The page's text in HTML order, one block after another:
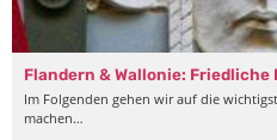
Flandern & Wallonie: Friedliche
Im Folgenden gehen wir auf die
machen…